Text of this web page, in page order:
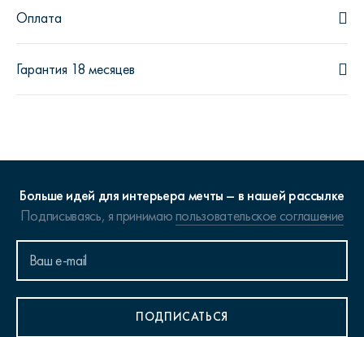
Оплата
Гарантия 18 месяцев
Больше идей для интерьера мечты – в нашей рассылке
Подписываясь, я принимаюпользовательское соглашение
ПОДПИСАТЬСЯ